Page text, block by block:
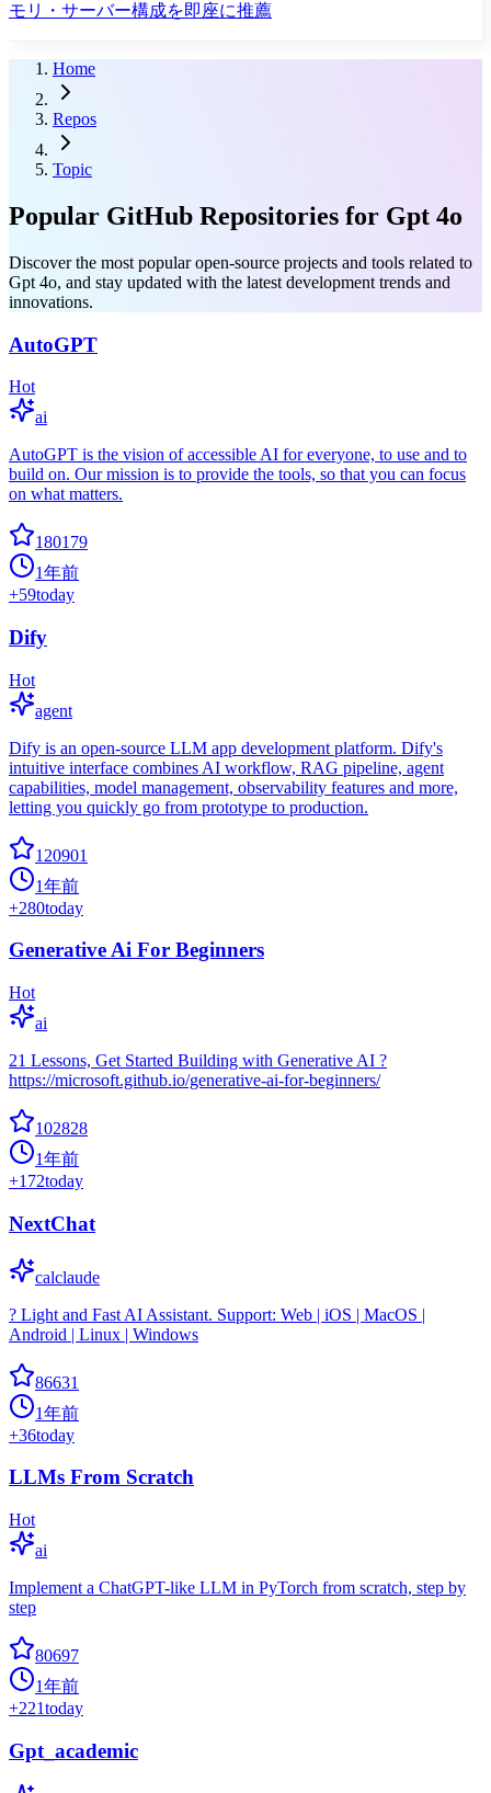
モリ・サーバー構成を即座に推薦
Home
Repos
Topic
Popular GitHub Repositories for Gpt 4o
Discover the most popular open-source projects and tools related to
Gpt 4o, and stay updated with the latest development trends and
innovations.
AutoGPT
Hot
ai
AutoGPT is the vision of accessible AI for everyone, to use and to
build on. Our mission is to provide the tools, so that you can focus
on what matters.
180179
1年前
+59today
Dify
Hot
agent
Dify is an open-source LLM app development platform. Dify's
intuitive interface combines AI workflow, RAG pipeline, agent
capabilities, model management, observability features and more,
letting you quickly go from prototype to production.
120901
1年前
+280today
Generative Ai For Beginners
Hot
ai
21 Lessons, Get Started Building with Generative AI ?
https://microsoft.github.io/generative-ai-for-beginners/
102828
1年前
+172today
NextChat
calclaude
? Light and Fast AI Assistant. Support: Web | iOS | MacOS |
Android | Linux | Windows
86631
1年前
+36today
LLMs From Scratch
Hot
ai
Implement a ChatGPT-like LLM in PyTorch from scratch, step by
step
80697
1年前
+221today
Gpt_academic